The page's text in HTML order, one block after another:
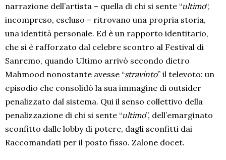
narrazione dell’artista – quella di chi si sente “ultimo“,
incompreso, escluso – ritrovano una propria storia,
una identità personale. Ed è un rapporto identitario,
che si è rafforzato dal celebre scontro al Festival di
Sanremo, quando Ultimo arrivò secondo dietro
Mahmood nonostante avesse “stravinto” il televoto: un
episodio che consolidò la sua immagine di outsider
penalizzato dal sistema. Qui il senso collettivo della
penalizzazione di chi si sente “ultimo”, dell’emarginato
sconfitto dalle lobby di potere, dagli sconfitti dai
Raccomandati per il posto fisso. Zalone docet.